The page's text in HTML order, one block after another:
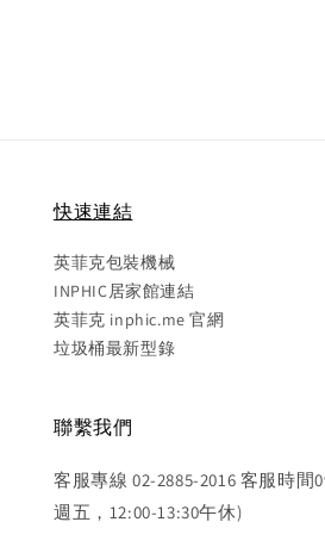
快速連結
英菲克包裝機械
INPHIC居家館連結
英菲克 inphic.me 官網
垃圾桶最新型錄
聯繫我們
客服專線 02-2885-2016 客服時間
週五，12:00-13:30午休)